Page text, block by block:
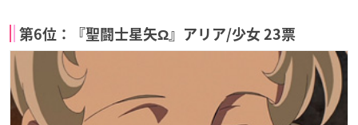
第6位：『聖闘士星矢Ω』アリア/少女 23票